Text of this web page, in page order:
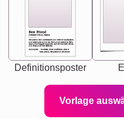
Best Friend
[<NAME>] Noun, feminie
Synonyms: Soulmate, closet confidante, sister at
heart person, life partner in adventure.
The person who understands you without explanation
you accepts just as you are. She's your partner in life's,
chaos your biggest supporter, and the one with whom
you share your best memories.
Definitionsposter
Vorlage